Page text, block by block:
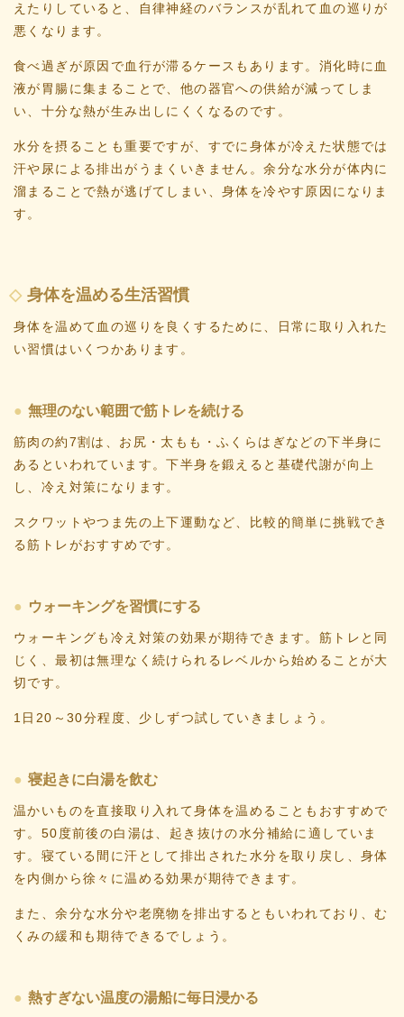
えたりしていると、自律神経のバランスが乱れて血の巡りが
悪くなります。
食べ過ぎが原因で血行が滞るケースもあります。消化時に血
液が胃腸に集まることで、他の器官への供給が減ってしま
い、十分な熱が生み出しにくくなるのです。
水分を摂ることも重要ですが、すでに身体が冷えた状態では
汗や尿による排出がうまくいきません。余分な水分が体内に
溜まることで熱が逃げてしまい、身体を冷やす原因になりま
す。
身体を温める生活習慣
身体を温めて血の巡りを良くするために、日常に取り入れた
い習慣はいくつかあります。
無理のない範囲で筋トレを続ける
筋肉の約7割は、お尻・太もも・ふくらはぎなどの下半身に
あるといわれています。下半身を鍛えると基礎代謝が向上
し、冷え対策になります。
スクワットやつま先の上下運動など、比較的簡単に挑戦でき
る筋トレがおすすめです。
ウォーキングを習慣にする
ウォーキングも冷え対策の効果が期待できます。筋トレと同
じく、最初は無理なく続けられるレベルから始めることが大
切です。
1日20～30分程度、少しずつ試していきましょう。
寝起きに白湯を飲む
温かいものを直接取り入れて身体を温めることもおすすめで
す。50度前後の白湯は、起き抜けの水分補給に適していま
す。寝ている間に汗として排出された水分を取り戻し、身体
を内側から徐々に温める効果が期待できます。
また、余分な水分や老廃物を排出するともいわれており、む
くみの緩和も期待できるでしょう。
熱すぎない温度の湯船に毎日浸かる